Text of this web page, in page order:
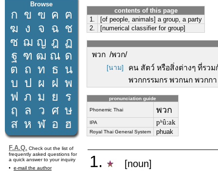
Browse
ก ข ฃ ค ฅ
ฆ ง จ ฉ ช
ซ ฌ ญ ฎ ฏ
ฐ ฑ ฒ ณ ด
ต ถ ท ธ น
บ ป ผ ฝ พ
ฟ ภ ม ย
ร
ฤ
ล ว ศ ษ
ส ห ฬ อ ฮ
F.A.Q. Check out the list of
frequently asked questions for
a quick answer to your inquiry
e-mail the author
contents of this page
1.
[of people, animals] a group, a party
2.
[numerical classifier for group]
พวก /พวก/
[นาม]
คน สัตว์ หรือสิ่งต่างๆ ที่รว
พวกกรรมกร พวกนก พวกกา
pronunciation guide
Phonemic Thai พวก
IPA pʰûːak
Royal Thai General System phuak
1. [noun]